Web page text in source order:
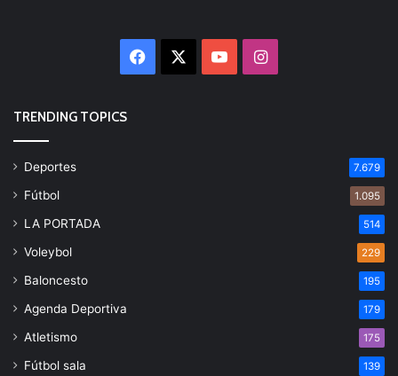
Facebook YouTubeInstagram
TRENDING TOPICS
Deportes 7.679
Fútbol 1.095
LA PORTADA 514
Voleybol 229
Baloncesto 195
Agenda Deportiva 179
Atletismo 175
Fútbol sala 139